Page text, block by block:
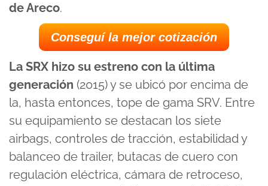
de Areco.
Conseguí la mejor cotización
La SRX hizo su estreno con la última
generación (2015) y se ubicó por encima de
la, hasta entonces, tope de gama SRV. Entre
su equipamiento se destacan los siete
airbags, controles de tracción, estabilidad y
balanceo de trailer, butacas de cuero con
regulación eléctrica, cámara de retroceso,